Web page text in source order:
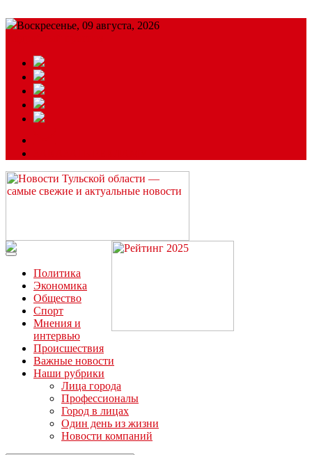
Воскресенье, 09 августа, 2026
Читайте последние новости дня в Тульской области на сайте
“ЗаНовомосковск”
Политика
Экономика
Общество
Спорт
Мнения и
интервью
Происшествия
Важные новости
Наши рубрики
Лица города
Профессионалы
Город в лицах
Один день из жизни
Новости компаний